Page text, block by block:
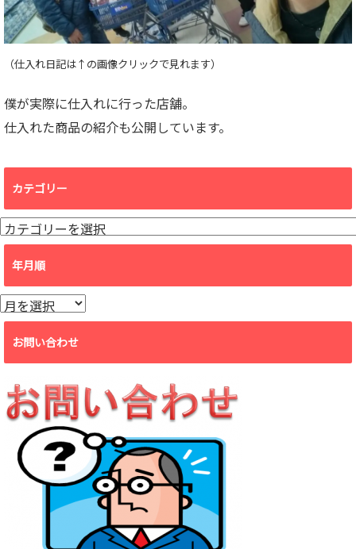
（仕入れ日記は↑の画像クリックで見れます）
僕が実際に仕入れに行った店舗。
仕入れた商品の紹介も公開しています。
カテゴリー
カ
テ
リ
ー
年月順
年
月
お問い合わせ